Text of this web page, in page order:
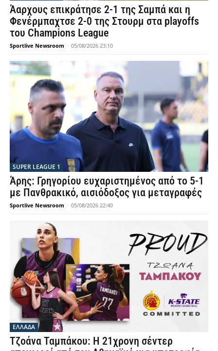
Άαρχους επικράτησε 2-1 της Σαμπά και η
Φενέρμπαχτσε 2-0 της Στουρμ στα playoffs
του Champions League
Sportlive Newsroom - 05/08/2026 23:10
SUPER LEAGUE 1
Άρης: Γρηγορίου ευχαριστημένος από το 5-1
με Πανθρακικό, αισιόδοξος για μεταγραφές
Sportlive Newsroom - 05/08/2026 22:40
ΕΛΛΑΔΑ
Τζοάνα Ταμπάκου: Η 21χρονη σέντερ